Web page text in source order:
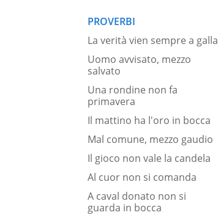
PROVERBI
La verità vien sempre a galla
Uomo avvisato, mezzo
salvato
Una rondine non fa
primavera
Il mattino ha l'oro in bocca
Mal comune, mezzo gaudio
Il gioco non vale la candela
Al cuor non si comanda
A caval donato non si
guarda in bocca